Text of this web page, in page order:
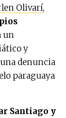
Olivarí,
un
y
denuncia
paraguaya
Santiago y